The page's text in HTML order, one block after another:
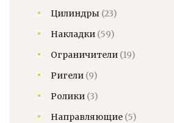
Цилиндры (23)
Накладки (59)
Ограничители (19)
Ригели (9)
Ролики (3)
Направляющие (5)